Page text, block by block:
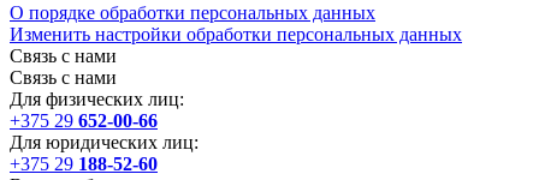
О порядке обработки персональных данных
Изменить настройки обработки персональных данных
Связь с нами
Связь с нами
Для физических лиц:
+375 29 652-00-66
Для юридических лиц:
+375 29 188-52-60